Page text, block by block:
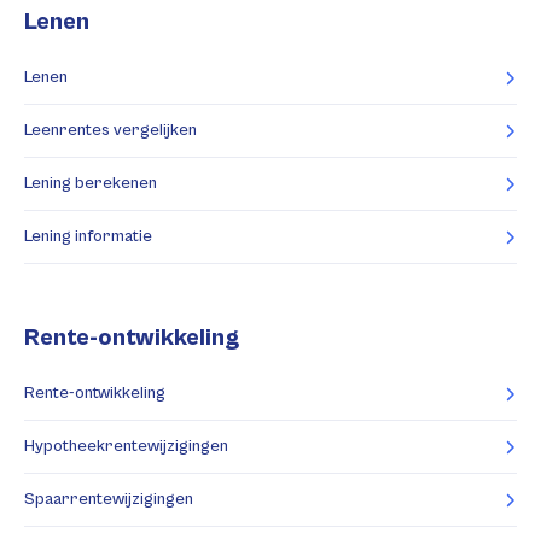
Lenen
Lenen
Leenrentes vergelijken
Lening berekenen
Lening informatie
Rente-ontwikkeling
Rente-ontwikkeling
Hypotheekrentewijzigingen
Spaarrentewijzigingen